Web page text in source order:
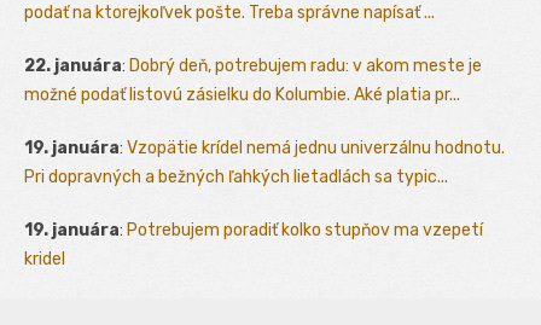
podať na ktorejkoľvek pošte. Treba správne napísať ...
22. januára: Dobrý deň, potrebujem radu: v akom meste je
možné podať listovú zásielku do Kolumbie. Aké platia pr...
19. januára: Vzopätie krídel nemá jednu univerzálnu hodnotu.
Pri dopravných a bežných ľahkých lietadlách sa typic...
19. januára: Potrebujem poradiť kolko stupňov ma vzepetí
kridel